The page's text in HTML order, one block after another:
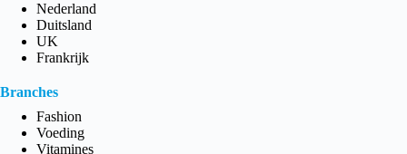
Nederland
Duitsland
UK
Frankrijk
Branches
Fashion
Voeding
Vitamines